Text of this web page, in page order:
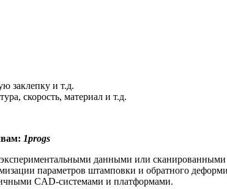
заклепку и т.д.
скорость, материал и т.д.
1progs
данными или
параметров штамповки и обратного
CAD-системами и платформами.